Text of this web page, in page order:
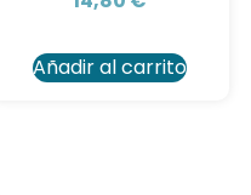
Añadir al carrito